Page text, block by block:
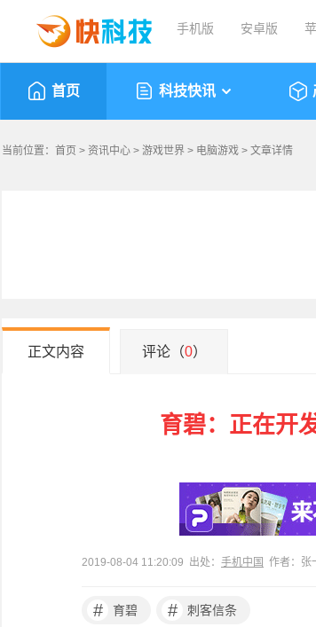
手机版 安卓版
首页 科技快讯
当前位置： 首页 > 资讯中心 > 游戏世界 > 电脑游戏 > 文章详情
正文内容 评论（0）
育碧：正在开
2019-08-04 11:20:09 出处： 手机中国 作者：张
# 育碧 # 刺客信条